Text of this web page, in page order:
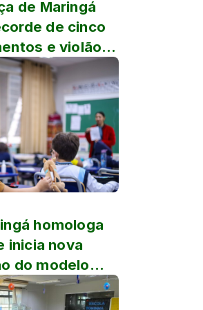
de Maringá
de cinco
e violão
Sa...
homologa
inicia nova
do modelo
escola...